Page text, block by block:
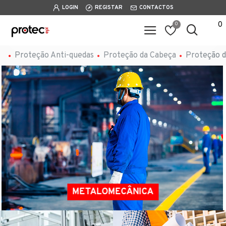
LOGIN REGISTAR CONTACTOS
0 0
Proteção Anti-quedas Proteção da Cabeça Proteção
METALOMECÂNICA